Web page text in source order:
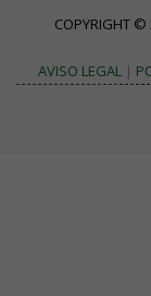
COPYRIGHT ©
AVISO LEGAL|